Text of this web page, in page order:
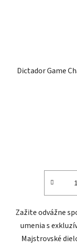
Dictador Game
Zažite odvážne
umenia s
Majstrovské